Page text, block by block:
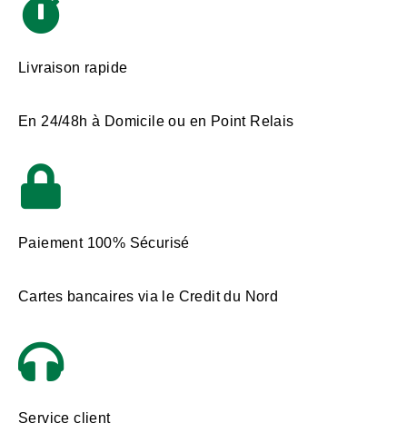
Livraison rapide
En 24/48h à Domicile ou en Point Relais
Paiement 100% Sécurisé
Cartes bancaires via le Credit du Nord
Service client